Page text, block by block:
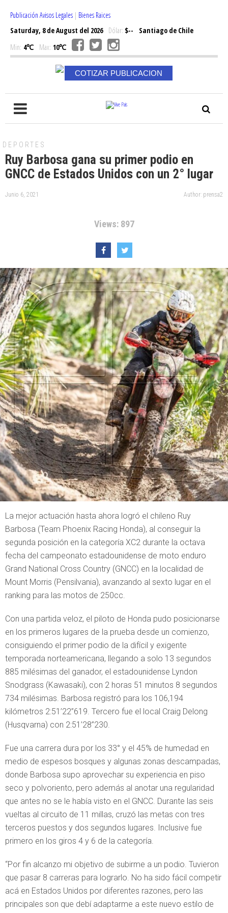
Publicación Avisos Legales | Bienes Raices
Saturday, 8 de August del 2026Dólar: $--
Santiago de Chile
Min: 4℃ Max: 10℃
COTIZAR PUBLICACION
DEPORTES
Ruy Barbosa gana su primer podio en
GNCC de Estados Unidos con un 2° lugar
Junio 6, 2021 Author: prensa2
Views: 897
La mejor actuación hasta ahora logró el chileno Ruy
Barbosa (Team Phoenix Racing Honda), al conseguir la
segunda posición en la categoría XC2 durante la octava
fecha del campeonato estadounidense de moto enduro
Grand National Cross Country (GNCC) en la localidad de
Mount Morris (Pensilvania), avanzando al sexto lugar en el
ranking para las motos de 250cc.
Con una partida veloz, el piloto de Honda pudo posicionarse
en los primeros lugares de la prueba desde un comienzo,
consiguiendo el primer podio de la difícil y exigente
temporada norteamericana, llegando a solo 13 segundos
885 milésimas del ganador, el estadounidense Lyndon
Snodgrass (Kawasaki), con 2 horas 51 minutos 8 segundos
734 milésimas. Barbosa registró para los 106,194
kilómetros 2:51’22”619. Tercero fue el local Craig Delong
(Husqvarna) con 2:51’28”230.
Fue una carrera dura por los 33° y el 45% de humedad en
medio de espesos bosques y algunas zonas descampadas,
donde Barbosa supo aprovechar su experiencia en piso
seco y polvoriento, pero además al anotar una regularidad
que antes no se le había visto en el GNCC. Durante las seis
vueltas al circuito de 11 millas, cruzó las metas con tres
terceros puestos y dos segundos lugares. Inclusive fue
primero en los giros 4 y 6 de la categoría.
“Por fin alcanzo mi objetivo de subirme a un podio. Tuvieron
que pasar 8 carreras para lograrlo. No ha sido fácil competir
acá en Estados Unidos por diferentes razones, pero las
principales son que debí adaptarme a este nuevo estilo de